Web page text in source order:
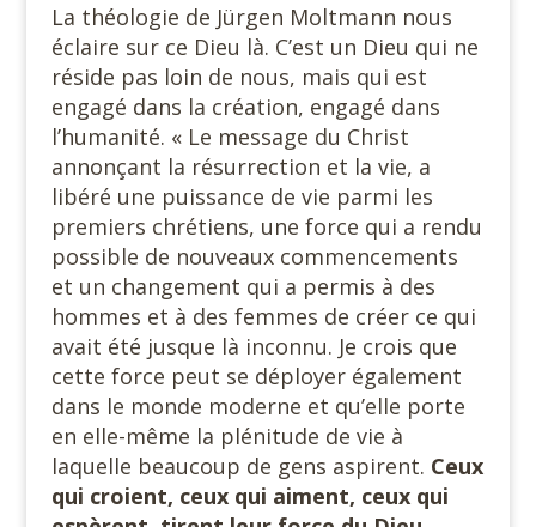
La théologie de Jürgen Moltmann nous
éclaire sur ce Dieu là. C’est un Dieu qui ne
réside pas loin de nous, mais qui est
engagé dans la création, engagé dans
l’humanité. « Le message du Christ
annonçant la résurrection et la vie, a
libéré une puissance de vie parmi les
premiers chrétiens, une force qui a rendu
possible de nouveaux commencements
et un changement qui a permis à des
hommes et à des femmes de créer ce qui
avait été jusque là inconnu. Je crois que
cette force peut se déployer également
dans le monde moderne et qu’elle porte
en elle-même la plénitude de vie à
laquelle beaucoup de gens aspirent. Ceux
qui croient, ceux qui aiment, ceux qui